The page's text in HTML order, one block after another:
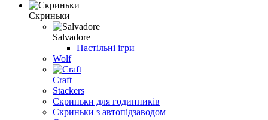
Скриньки
Salvadore
Настільні ігри
Wolf
Craft
Stackers
Скриньки для годинників
Скриньки з автопідзаводом